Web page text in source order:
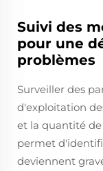
Suivi des
pour une
problèmes
Surveiller des
d'exploitation
et la quantité
permet
deviennent